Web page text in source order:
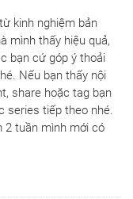
kinh nghiệm bản
mình thấy hiệu quả,
bạn cứ góp ý thoải
Nếu bạn thấy nội
share hoặc tag bạn
series tiếp theo nhé.
2 tuần mình mới có